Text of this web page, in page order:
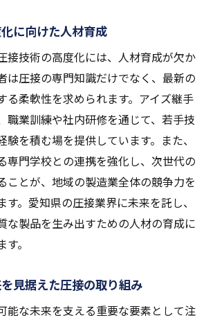
に向けた人材育成
接技術の高度化には、人材育成が欠か
は圧接の専門知識だけでなく、最新の
る柔軟性を求められます。アイズ継手
職業訓練や社内研修を通じて、若手技
験を積む場を提供しています。また、
専門学校との連携を強化し、次世代の
ことが、地域の製造業全体の競争力を
す。愛知県の圧接業界に未来を託し、
な製品を生み出すための人材の育成に
。
見据えた圧接の取り組み
能な未来を支える重要な要素として注